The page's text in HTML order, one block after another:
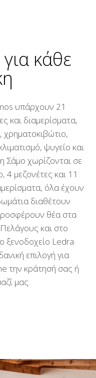
κάθε
υπάρχουν 21
και διαμερίσματα,
ψυγείο και
Σάμο χωρίζονται σε
4 μεζονέτες και 11
όλα έχουν
διαθέτουν
θέα στα
και στο
ξενοδοχείο Ledra
επιλογή για
την κράτησή σας ή
μας.